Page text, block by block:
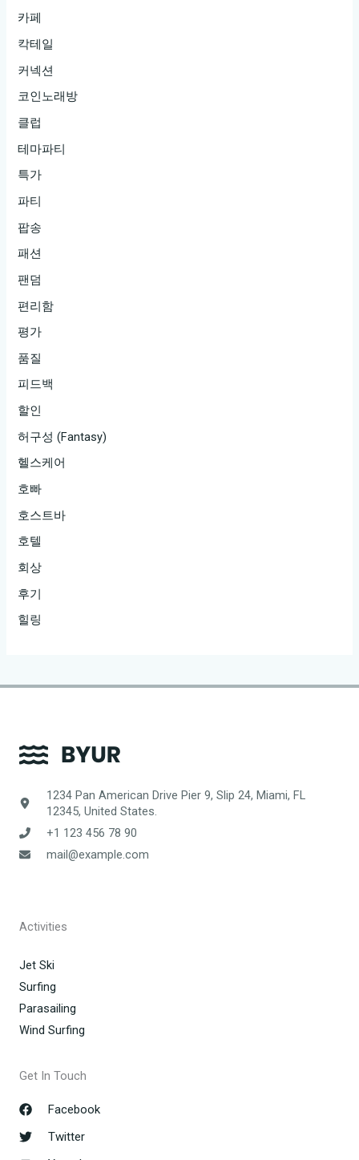
카페
칵테일
커넥션
코인노래방
클럽
테마파티
특가
파티
팝송
패션
팬덤
편리함
평가
품질
피드백
할인
허구성 (Fantasy)
헬스케어
호빠
호스트바
호텔
회상
후기
힐링
1234 Pan American Drive Pier 9, Slip 24, Miami, FL
12345, United States.
+1 123 456 78 90
mail@example.com
Activities
Jet Ski
Surfing
Parasailing
Wind Surfing
Get In Touch
Facebook
Twitter